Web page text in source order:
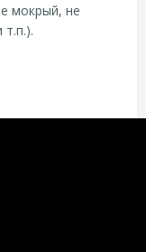
мокрый, не